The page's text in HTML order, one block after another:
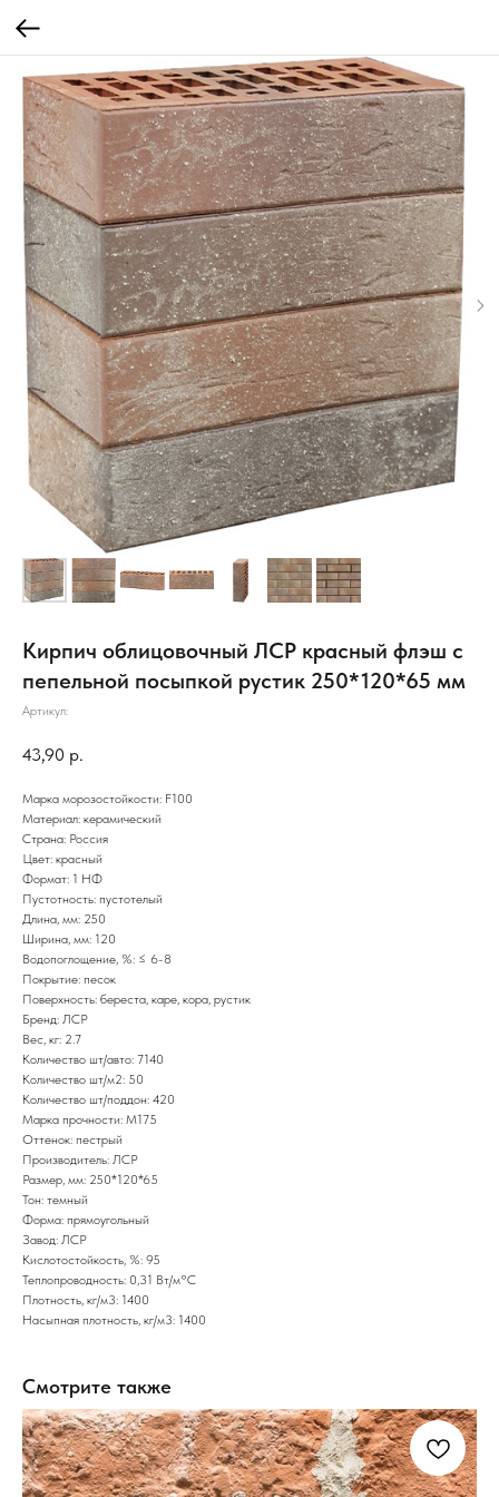
Кирпич облицовочный ЛСР красный флэш с
пепельной посыпкой рустик 250*120*65 мм
Артикул:
43,90 р.
Марка морозостойкости: F100
Материал: керамический
Страна: Россия
Цвет: красный
Формат: 1 НФ
Пустотность: пустотелый
Длина, мм: 250
Ширина, мм: 120
Водопоглощение, %: ≤ 6-8
Покрытие: песок
Поверхность: береста, каре, кора, рустик
Бренд: ЛСР
Вес, кг: 2.7
Количество шт/авто: 7140
Количество шт/м2: 50
Количество шт/поддон: 420
Марка прочности: М175
Оттенок: пестрый
Производитель: ЛСР
Размер, мм: 250*120*65
Тон: темный
Форма: прямоугольный
Завод: ЛСР
Кислотостойкость, %: 95
Теплопроводность: 0,31 Вт/м°С
Плотность, кг/м3: 1400
Насыпная плотность, кг/м3: 1400
Смотрите также